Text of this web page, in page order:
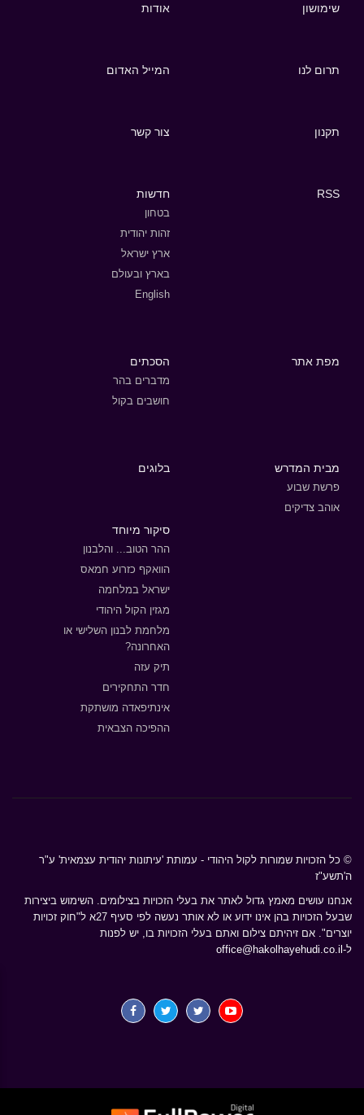
שימושון אודות
תרום לנו המייל האדום
תקנון צור קשר
RSS חדשות
בטחון
זהות יהודית
ארץ ישראל
בארץ ובעולם
English
מפת אתר הסכתים
מדברים בהר
חושבים בקול
מבית המדרש
פרשת שבוע
אוהב צדיקים
בלוגים
סיקור מיוחד
ההר הטוב... והלבנון
הוואקף כזרוע חמאס
ישראל במלחמה
מגזין הקול היהודי
מלחמת לבנון השלישי או
האחרונה?
תיק עזה
חדר התחקירים
אינתיפאדה מושתקת
ההפיכה הצבאית
© כל הזכויות שמורות לקול היהודי - עמותת 'עיתונות יהודית עצמאית' ע"ר
ה'תשע"ז
אנחנו עושים מאמץ גדול לאתר את בעלי הזכויות בצילומים. השימוש ביצירות
שבעל הזכויות בהן אינו ידוע או לא אותר נעשה לפי סעיף 27א ל"חוק זכויות
יוצרים". אם זיהיתם צילום ואתם בעלי הזכויות בו, יש לפנות
ל-office@hakolhayehudi.co.il